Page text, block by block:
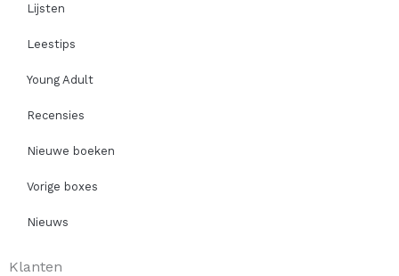
Lijsten
Leestips
Young Adult
Recensies
Nieuwe boeken
Vorige boxes
Nieuws
Klanten